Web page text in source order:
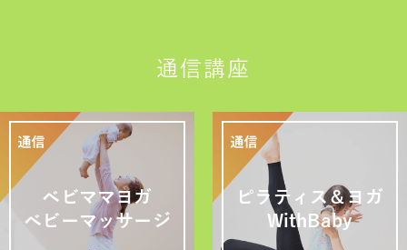
通信講座
ベビママヨガ
ベビーマッサージ
ピラティス＆ヨガ
WithBaby